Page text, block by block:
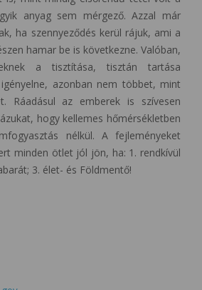
anyag sem mérgező. Azzal már
ha szennyeződés kerül rájuk, ami a
hamar be is következne. Valóban,
a tisztítása, tisztán tartása
azonban nem többet, mint
Ráadásul az emberek is szívesen
hogy kellemes hőmérsékletben
nélkül. A fejleményeket
minden ötlet jól jön, ha: 1. rendkívül
3. élet- és Földmentő!